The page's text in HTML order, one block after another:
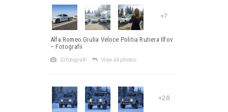
+7
Alfa Romeo Giulia Veloce Politia Rutiera Ilfov
– Fotografii
10 fotografii View all photos
+28